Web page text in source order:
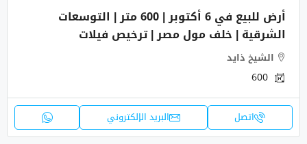
أرض للبيع في 6 أكتوبر | 600 متر | التوسعات
الشرقية | خلف مول مصر | ترخيص فيلات
الشيخ ذايد
600
اتصل البريد الإلكتروني